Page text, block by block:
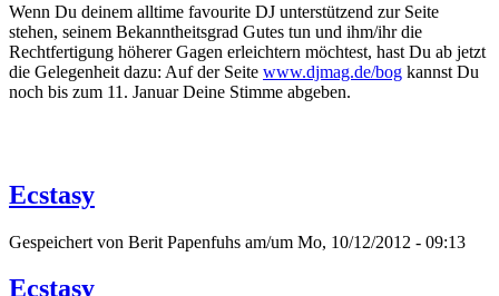
Wenn Du deinem alltime favourite DJ unterstützend zur Seite
stehen, seinem Bekanntheitsgrad Gutes tun und ihm/ihr die
Rechtfertigung höherer Gagen erleichtern möchtest, hast Du ab jetzt
die Gelegenheit dazu: Auf der Seite www.djmag.de/bog kannst Du
noch bis zum 11. Januar Deine Stimme abgeben.
Ecstasy
Gespeichert von Berit Papenfuhs am/um Mo, 10/12/2012 - 09:13
Ecstasy